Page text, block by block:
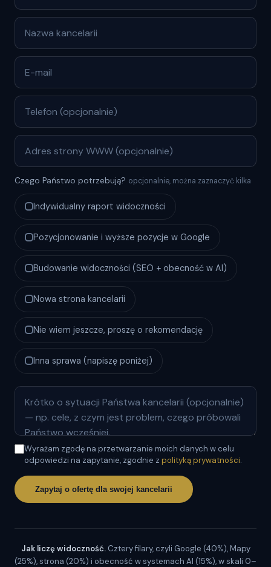
Czego Państwo potrzebują? opcjonalnie, można zaznaczyć kilka
Indywidualny raport widoczności
Pozycjonowanie i wyższe pozycje w Google
Budowanie widoczności (SEO + obecność w AI)
Nowa strona kancelarii
Nie wiem jeszcze, proszę o rekomendację
Inna sprawa (napiszę poniżej)
Wyrażam zgodę na przetwarzanie moich danych w celu
odpowiedzi na zapytanie, zgodnie z polityką prywatności.
Zapytaj o ofertę dla swojej kancelarii
Jak liczę widoczność.Cztery filary, czyli Google (40%), Mapy
(25%), strona (20%) i obecność w systemach AI (15%), w skali 0–